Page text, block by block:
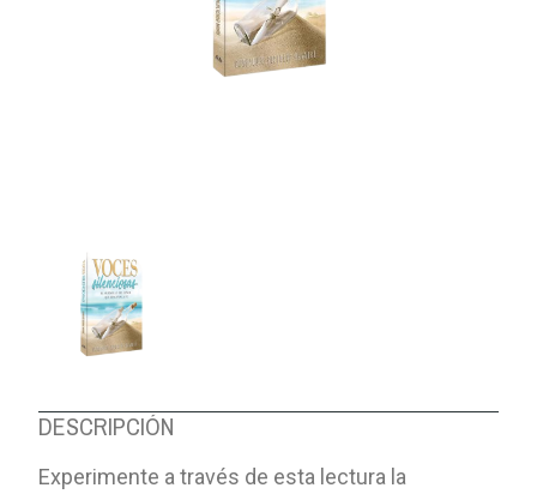
DESCRIPCIÓN
Experimente a través de esta lectura la